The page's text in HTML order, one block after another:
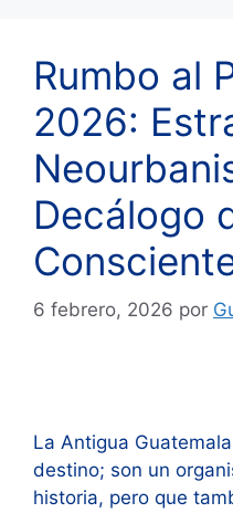
Rumbo al
2026:
Decálogo
6 febrero, 2026 por
La Antigua
destino; son un
historia, pero que